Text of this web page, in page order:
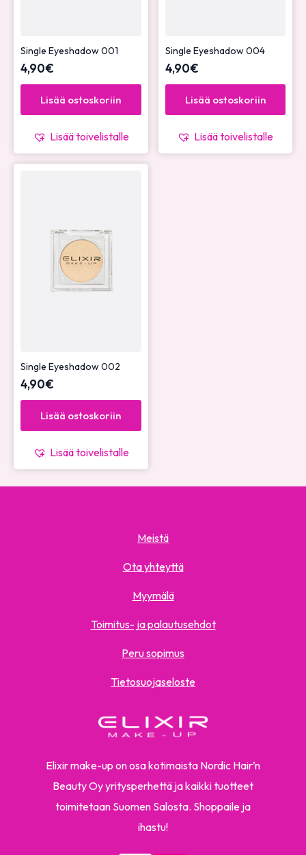
Single Eyeshadow 001
4,90€
Lisää ostoskoriin
Lisää toivelistalle
Single Eyeshadow 004
4,90€
Lisää ostoskoriin
Lisää toivelistalle
Single Eyeshadow 002
4,90€
Lisää ostoskoriin
Lisää toivelistalle
Elixir make-up on osa kotimaista Nordic Hair’n
Beauty Oy yritysperhettä ja kaikki tuotteet
toimitetaan Suomen Salosta. Shoppaile ja
ihastu!
Meistä
Ota yhteyttä
Myymälä
Toimitus- ja palautusehdot
Peru sopimus
Tietosuojaseloste